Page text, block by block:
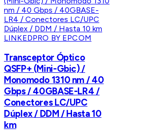
LINKEDPRO BY EPCOM
Transceptor Óptico
QSFP+ (Mini-Gbic) /
Monomodo 1310 nm / 40
Gbps / 40GBASE-LR4 /
Conectores LC/UPC
Dúplex / DDM / Hasta 10
km